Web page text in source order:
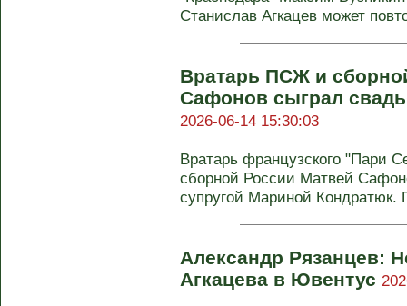
Станислав Агкацев может
Вратарь ПСЖ и
Сафонов сыграл
2026-06-14 15:30:03
Вратарь французского "Пари
сборной России Матвей
супругой Мариной Кондратюк.
Александр Рязанцев:
Агкацева в Ювентус